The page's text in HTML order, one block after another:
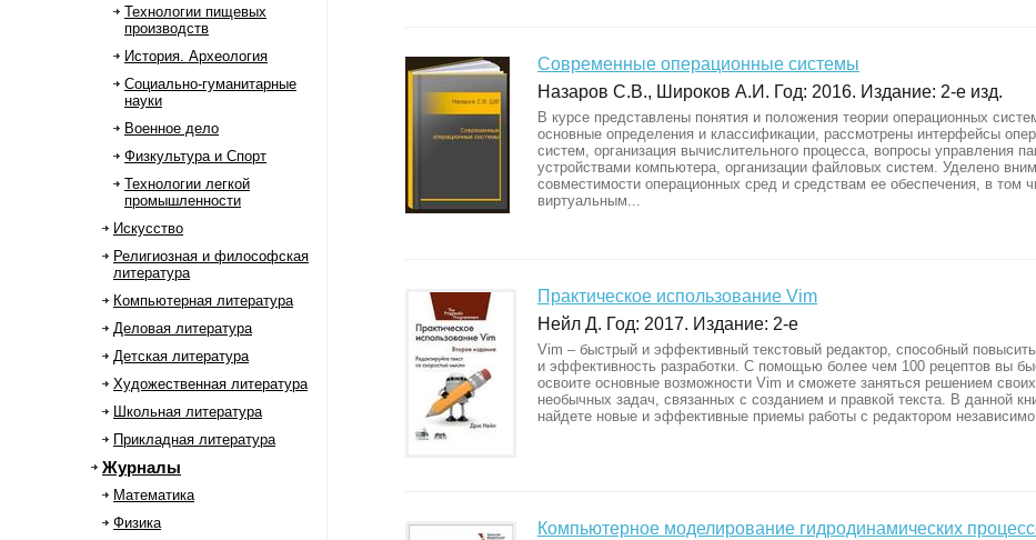
Технологии пищевых
производств
История. Археология
Социально-гуманитарные
науки
Военное дело
Физкультура и Спорт
Технологии легкой
промышленности
Искусство
Религиозная и философская
литература
Компьютерная литература
Деловая литература
Детская литература
Художественная литература
Школьная литература
Прикладная литература
Журналы
Математика
Физика
Современные операционные системы
Назаров С.В., Широков А.И. Год: 2016. Издание: 2-е изд.
В курсе представлены понятия и положения теории операционных
основные определения и классификации, рассмотрены интерфейсы
систем, организация вычислительного процесса, вопросы управления
устройствами компьютера, организации файловых систем. Уделено
совместимости операционных сред и средствам ее обеспечения, в том
виртуальным...
Практическое использование Vim
Нейл Д. Год: 2017. Издание: 2-е
Vim – быстрый и эффективный текстовый редактор, способный повысить
и эффективность разработки. С помощью более чем 100 рецептов вы
освоите основные возможности Vim и сможете заняться решением
необычных задач, связанных с созданием и правкой текста. В данной
найдете новые и эффективные приемы работы с редактором независимо
Компьютерное моделирование гидродинамических